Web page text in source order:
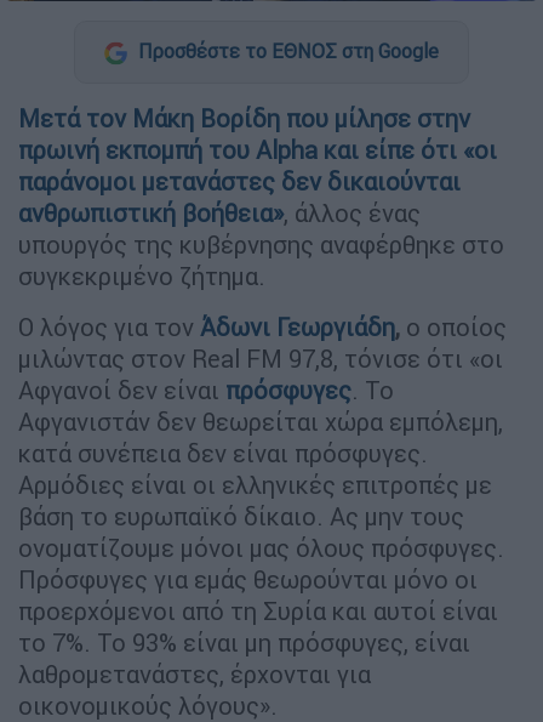
Προσθέστε το ΕΘΝΟΣ στη Google
Μετά τον Μάκη Βορίδη που μίλησε στην
πρωινή εκπομπή του Alpha και είπε ότι «οι
παράνομοι μετανάστες δεν δικαιούνται
ανθρωπιστική βοήθεια», άλλος ένας
υπουργός της κυβέρνησης αναφέρθηκε στο
συγκεκριμένο ζήτημα.
Ο λόγος για τον Άδωνι Γεωργιάδη, ο οποίος
μιλώντας στον Real FM 97,8, τόνισε ότι «οι
Αφγανοί δεν είναι πρόσφυγες. Το
Αφγανιστάν δεν θεωρείται χώρα εμπόλεμη,
κατά συνέπεια δεν είναι πρόσφυγες.
Αρμόδιες είναι οι ελληνικές επιτροπές με
βάση το ευρωπαϊκό δίκαιο. Ας μην τους
ονοματίζουμε μόνοι μας όλους πρόσφυγες.
Πρόσφυγες για εμάς θεωρούνται μόνο οι
προερχόμενοι από τη Συρία και αυτοί είναι
το 7%. Το 93% είναι μη πρόσφυγες, είναι
λαθρομετανάστες, έρχονται για
οικονομικούς λόγους».